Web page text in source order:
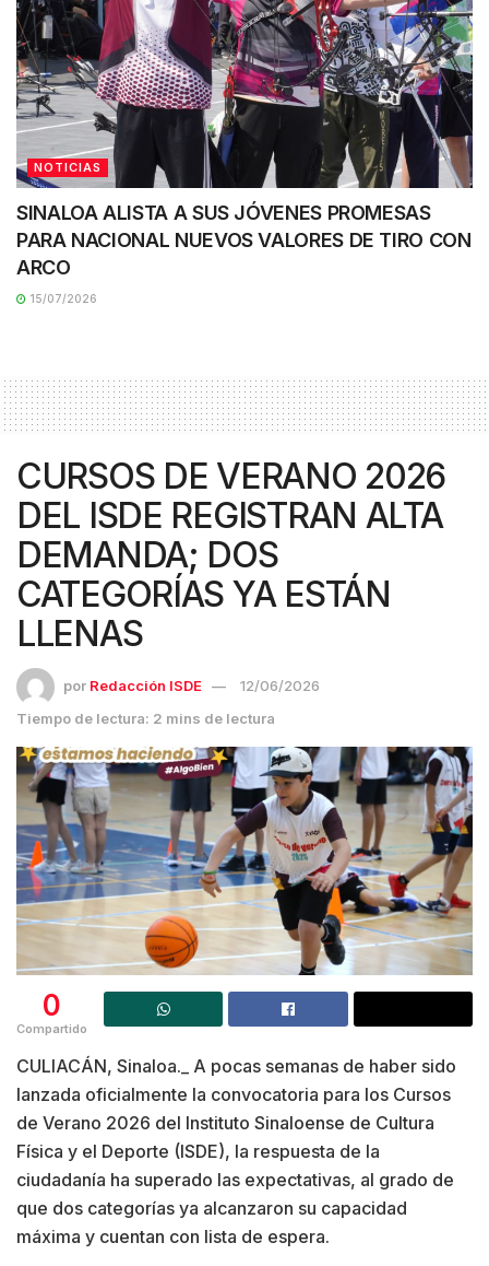
NOTICIAS
SINALOA ALISTA A SUS JÓVENES PROMESAS
PARA NACIONAL NUEVOS VALORES DE TIRO CON
ARCO
15/07/2026
CURSOS DE VERANO 2026
DEL ISDE REGISTRAN ALTA
DEMANDA; DOS
CATEGORÍAS YA ESTÁN
LLENAS
por Redacción ISDE
12/06/2026
Tiempo de lectura: 2 mins de lectura
0
Compartido
CULIACÁN, Sinaloa._ A pocas semanas de haber sido
lanzada oficialmente la convocatoria para los Cursos
de Verano 2026 del Instituto Sinaloense de Cultura
Física y el Deporte (ISDE), la respuesta de la
ciudadanía ha superado las expectativas, al grado de
que dos categorías ya alcanzaron su capacidad
máxima y cuentan con lista de espera.